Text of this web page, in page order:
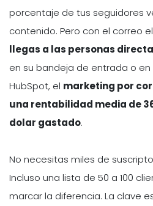
porcentaje de tus seguidores
contenido. Pero con el correo
llegas a las personas
en su bandeja de entrada o en
HubSpot, el marketing por
una rentabilidad media de
dolar gastado.
No necesitas miles de
Incluso una lista de 50 a 100
marcar la diferencia. La clave